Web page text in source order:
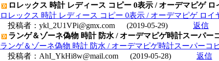
ロレックス 時計 レディース コピー 0表示 / オーデマピゲ
ロレックス 時計 レディース コピー 0表示 / オーデマピゲ ロ
投稿者： ykl_2U1VPi@gmx.com (2019-05-29)
返信
ランゲ＆ゾーネ偽物 時計 防水 / オーデマピゲ時計スーパー
ランゲ＆ゾーネ偽物 時計 防水 / オーデマピゲ時計スーパーコ
投稿者： AhI_YkHi8w@mail.com (2019-05-28)
返信